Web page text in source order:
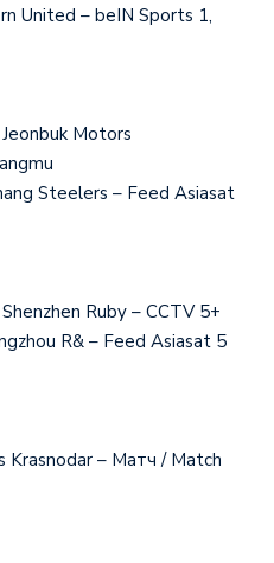
United – beIN Sports 1,
Motors
Steelers – Feed Asiasat
Ruby – CCTV 5+
R& – Feed Asiasat 5
Krasnodar – Матч / Match